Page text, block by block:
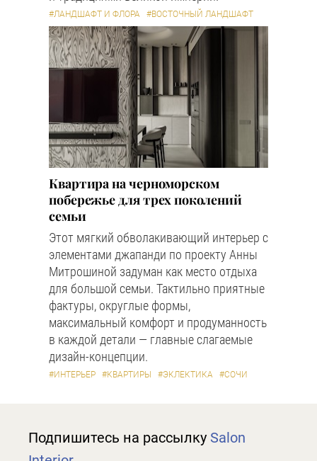
#ЛАНДШАФТ И ФЛОРА #ВОСТОЧНЫЙ ЛАНДШАФТ
Квартира на черноморском
побережье для трех поколений
семьи
Этот мягкий обволакивающий интерьер с
элементами джапанди по проекту Анны
Митрошиной задуман как место отдыха
для большой семьи. Тактильно приятные
фактуры, округлые формы,
максимальный комфорт и продуманность
в каждой детали — главные слагаемые
дизайн-концепции.
#ИНТЕРЬЕР #КВАРТИРЫ #ЭКЛЕКТИКА #СОЧИ
Подпишитесь на рассылку Salon